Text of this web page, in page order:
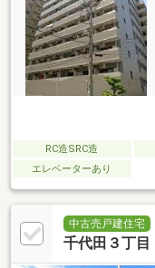
RC造SRC造
エレベーターあり
中古売戸建住宅
千代田３丁